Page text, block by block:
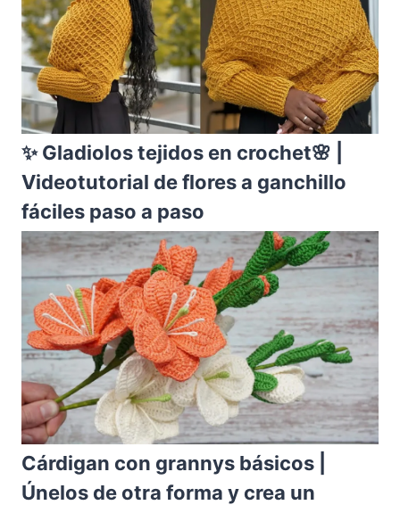
✨ Gladiolos tejidos en crochet🌸 |
Videotutorial de flores a ganchillo
fáciles paso a paso
Cárdigan con grannys básicos |
Únelos de otra forma y crea un